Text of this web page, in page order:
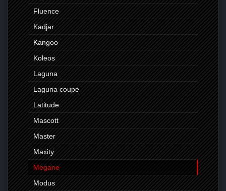
Fluence
Kadjar
Kangoo
Koleos
Laguna
Laguna coupe
Latitude
Mascott
Master
Maxity
Megane
Modus